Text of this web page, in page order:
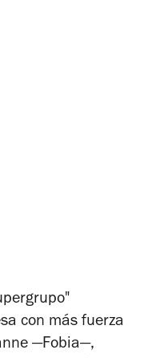
con más fuerza
—Fobia—,